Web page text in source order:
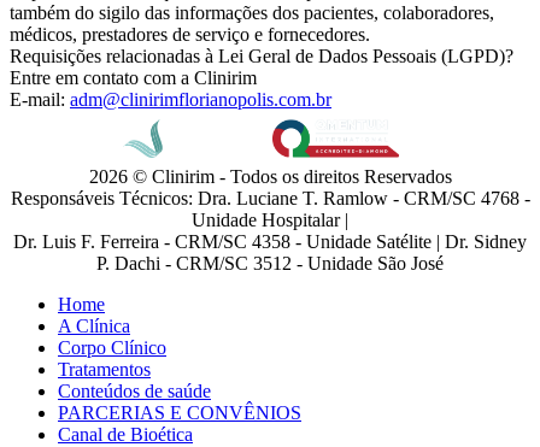
também do sigilo das informações dos pacientes, colaboradores,
médicos, prestadores de serviço e fornecedores.
Requisições relacionadas à Lei Geral de Dados Pessoais (LGPD)?
Entre em contato com a Clinirim
E-mail: adm@clinirimflorianopolis.com.br
2026 © Clinirim - Todos os direitos Reservados
Responsáveis Técnicos: Dra. Luciane T. Ramlow - CRM/SC 4768 -
Unidade Hospitalar |
Dr. Luis F. Ferreira - CRM/SC 4358 - Unidade Satélite | Dr. Sidney
P. Dachi - CRM/SC 3512 - Unidade São José
Home
A Clínica
Corpo Clínico
Tratamentos
Conteúdos de saúde
PARCERIAS E CONVÊNIOS
Canal de Bioética